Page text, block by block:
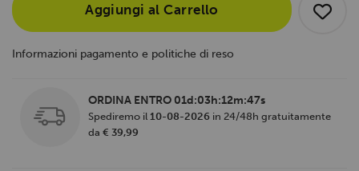
Aggiungi al Carrello
Informazioni pagamento e politiche di reso
ORDINA ENTRO 01d:03h:12m:47s
Spediremo il 10-08-2026 in 24/48h gratuitamente
da € 39,99